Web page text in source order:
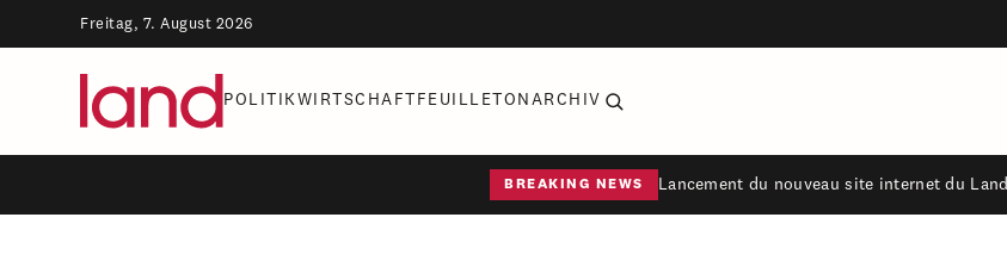
Freitag, 7. August 2026
POLITIKWIRTSCHAFT FEUILLETON ARCHIV
BREAKING NEWS Lancement du nouveau site internet du Land